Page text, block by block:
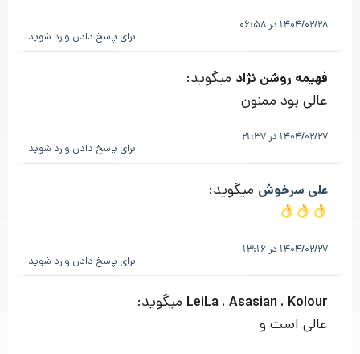
1404/02/28 در 06:58
برای پاسخ دادن وارد شوید
فهیمه روشن نژاد میگوید:
عالی بود ممنون
1404/02/27 در 21:37
برای پاسخ دادن وارد شوید
علی سرخوش میگوید:
1404/02/27 در 13:16
برای پاسخ دادن وارد شوید
LeiLa . Asasian . Kolour میگوید:
عالی است و